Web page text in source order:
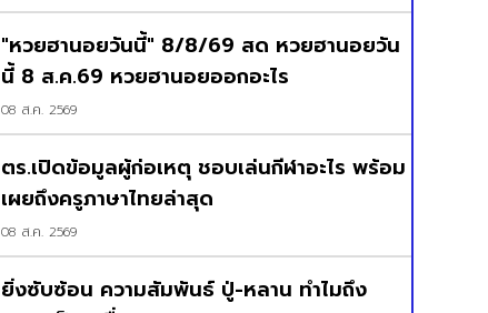
"หวยฮานอยวันนี้" 8/8/69 สด หวยฮานอยวัน
นี้ 8 ส.ค.69 หวยฮานอยออกอะไร
08 ส.ค. 2569
ตร.เปิดข้อมูลผู้ก่อเหตุ ชอบเล่นกีฬาอะไร พร้อม
เผยถึงครูภาษาไทยล่าสุด
08 ส.ค. 2569
ยิ่งซับซ้อน ความสัมพันธ์ ปู่-หลาน ทำไมถึง